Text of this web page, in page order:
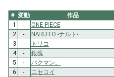
# 変動 作品
1
- ONE PIECE
2
- NARUTO -ナルト-
3
- トリコ
4
- 銀魂
5
- バクマン。
6
- ニセコイ